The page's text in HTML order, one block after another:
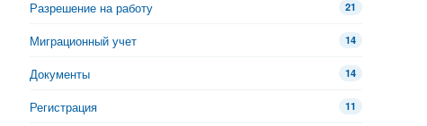
Разрешение на работу 21
Миграционный учет 14
Документы 14
Регистрация 11